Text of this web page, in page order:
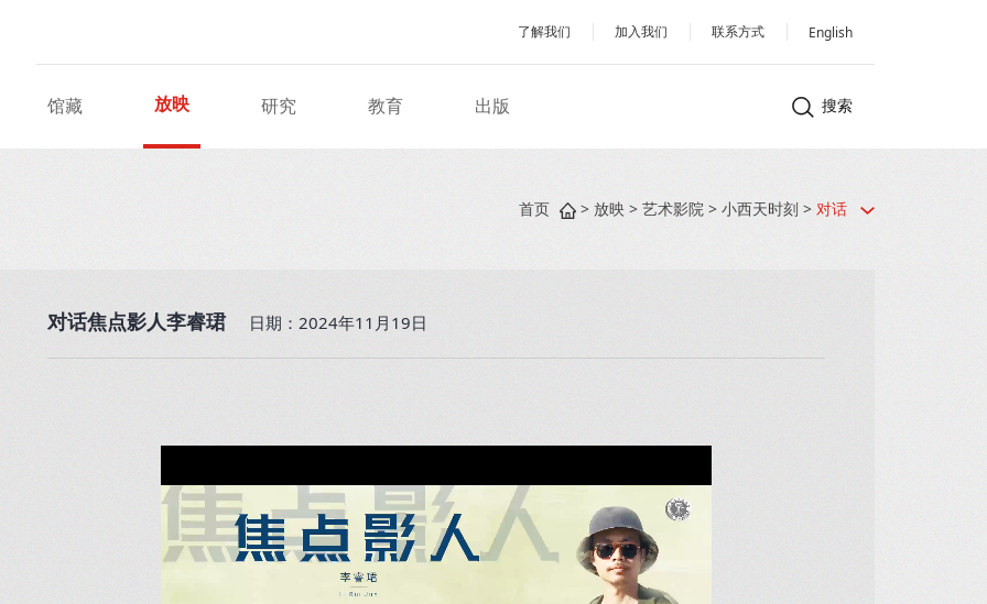
了解我们 加入我们 联系方式 English
馆藏 放映 研究 教育 出版 搜索
首页 > 放映 > 艺术影院 > 小西天时刻 > 对话
对话焦点影人李睿珺 日期：2024年11月19日